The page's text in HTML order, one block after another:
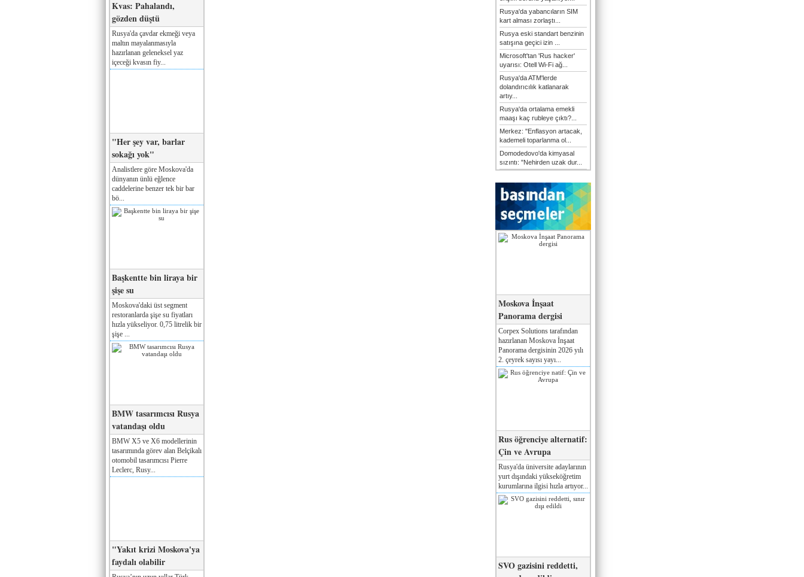
Kvas: Pahalandı,
gözden düştü
Rusya'da çavdar ekmeği veya
maltın mayalanmasıyla
hazırlanan geleneksel yaz
içeceği kvasın fiy...
"Her şey var, barlar
sokağı yok"
Analistlere göre Moskova'da
dünyanın ünlü eğlence
caddelerine benzer tek bir bar
bö...
Başkentte bin liraya bir
şişe su
Moskova'daki üst segment
restoranlarda şişe su fiyatları
hızla yükseliyor. 0,75 litrelik bir
şişe ...
BMW tasarımcısı Rusya
vatandaşı oldu
BMW X5 ve X6 modellerinin
tasarımında görev alan Belçikalı
otomobil tasarımcısı Pierre
Leclerc, Rusy...
"Yakıt krizi Moskova'ya
faydalı olabilir
Rusya'da yabancıların SIM
kart alması zorlaştı...
Rusya eski standart benzinin
satışına geçici izin ...
Microsoft'tan 'Rus hacker'
uyarısı: Otell Wi-Fi ağ...
Rusya'da ATM'lerde
dolandırıcılık katlanarak
artıy...
Rusya'da ortalama emekli
maaşı kaç rubleye çıktı?...
Merkez: "Enflasyon artacak,
kademeli toparlanma ol...
Domodedovo'da kimyasal
sızıntı: "Nehirden uzak dur...
Moskova İnşaat
Panorama dergisi
Corpex Solutions tarafından
hazırlanan Moskova İnşaat
Panorama dergisinin 2026 yılı
2. çeyrek sayısı yayı...
Rus öğrenciye alternatif:
Çin ve Avrupa
Rusya'da üniversite adaylarının
yurt dışındaki yükseköğretim
kurumlarına ilgisi hızla artıyor...
SVO gazisini reddetti,